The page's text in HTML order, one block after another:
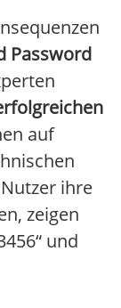
Password
auf
ihre
zeigen
und